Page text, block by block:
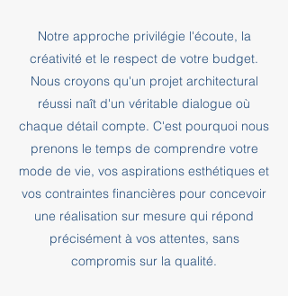
Notre approche privilégie l'écoute, la
créativité et le respect de votre budget.
Nous croyons qu'un projet architectural
réussi naît d'un véritable dialogue où
chaque détail compte. C'est pourquoi nous
prenons le temps de comprendre votre
mode de vie, vos aspirations esthétiques et
vos contraintes financières pour concevoir
une réalisation sur mesure qui répond
précisément à vos attentes, sans
compromis sur la qualité.